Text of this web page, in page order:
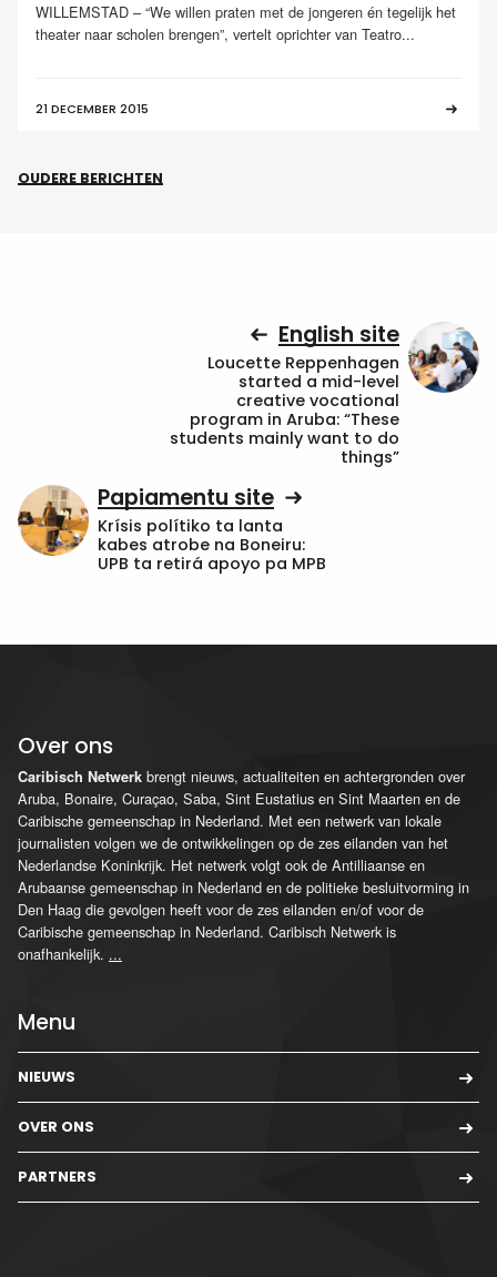
WILLEMSTAD – “We willen praten met de jongeren én tegelijk het
theater naar scholen brengen”, vertelt oprichter van Teatro...
21 DECEMBER 2015
OUDERE BERICHTEN
English site
Loucette Reppenhagen
started a mid-level
creative vocational
program in Aruba: “These
students mainly want to do
things”
Papiamentu site
Krísis polítiko ta lanta
kabes atrobe na Boneiru:
UPB ta retirá apoyo pa MPB
Over ons
Caribisch Netwerk brengt nieuws, actualiteiten en achtergronden over
Aruba, Bonaire, Curaçao, Saba, Sint Eustatius en Sint Maarten en de
Caribische gemeenschap in Nederland. Met een netwerk van lokale
journalisten volgen we de ontwikkelingen op de zes eilanden van het
Nederlandse Koninkrijk. Het netwerk volgt ook de Antilliaanse en
Arubaanse gemeenschap in Nederland en de politieke besluitvorming in
Den Haag die gevolgen heeft voor de zes eilanden en/of voor de
Caribische gemeenschap in Nederland. Caribisch Netwerk is
onafhankelijk. ...
Menu
NIEUWS
OVER ONS
PARTNERS